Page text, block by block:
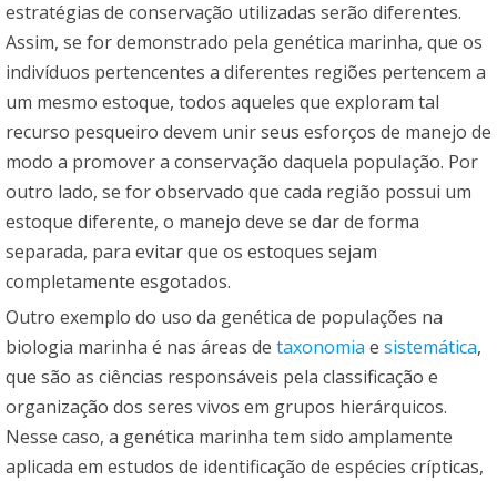
estratégias de conservação utilizadas serão diferentes.
Assim, se for demonstrado pela genética marinha, que os
indivíduos pertencentes a diferentes regiões pertencem a
um mesmo estoque, todos aqueles que exploram tal
recurso pesqueiro devem unir seus esforços de manejo de
modo a promover a conservação daquela população. Por
outro lado, se for observado que cada região possui um
estoque diferente, o manejo deve se dar de forma
separada, para evitar que os estoques sejam
completamente esgotados.
Outro exemplo do uso da genética de populações na
biologia marinha é nas áreas de taxonomia e sistemática,
que são as ciências responsáveis pela classificação e
organização dos seres vivos em grupos hierárquicos.
Nesse caso, a genética marinha tem sido amplamente
aplicada em estudos de identificação de espécies crípticas,